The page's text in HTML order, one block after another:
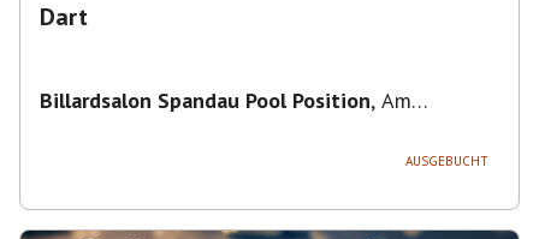
Dart
Billardsalon Spandau Pool Position, Am
AUSGEBUCHT